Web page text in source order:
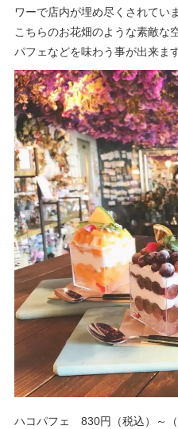
ワーで店内が埋め尽くされてい
こちらのお花畑のような素敵な
パフェなどを味わう事が出来ます
ハコパフェ 830円（税込）～